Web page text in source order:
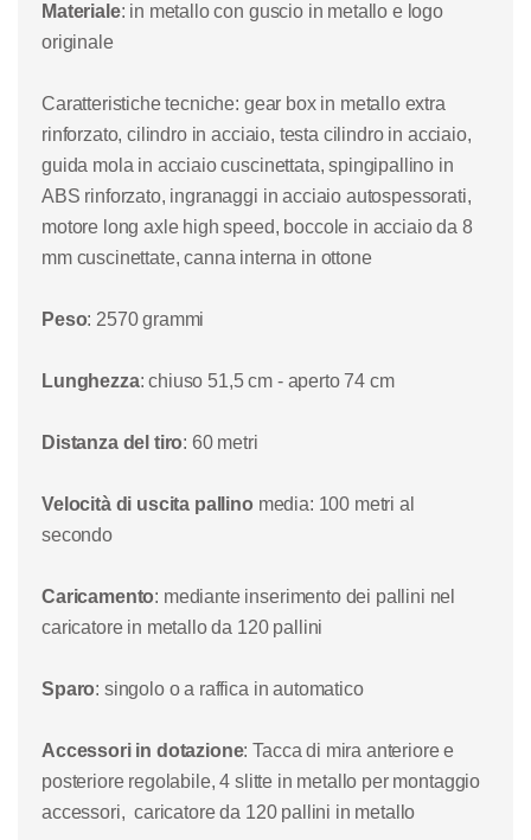
Materiale: in metallo con guscio in metallo e logo
originale
Caratteristiche tecniche: gear box in metallo extra
rinforzato, cilindro in acciaio, testa cilindro in acciaio,
guida mola in acciaio cuscinettata, spingipallino in
ABS rinforzato, ingranaggi in acciaio autospessorati,
motore long axle high speed, boccole in acciaio da 8
mm cuscinettate, canna interna in ottone
Peso: 2570 grammi
Lunghezza: chiuso 51,5 cm - aperto 74 cm
Distanza del tiro: 60 metri
Velocità di uscita pallino media: 100 metri al
secondo
Caricamento: mediante inserimento dei pallini nel
caricatore in metallo da 120 pallini
Sparo: singolo o a raffica in automatico
Accessori in dotazione: Tacca di mira anteriore e
posteriore regolabile, 4 slitte in metallo per montaggio
accessori, caricatore da 120 pallini in metallo